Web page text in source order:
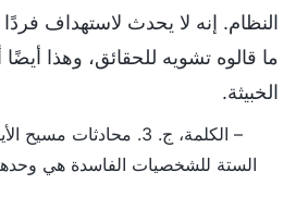
النظام. إنه لا يحدث لاستهداف
ما قالوه تشويه للحقائق، وهذا
الخبيثة.
– الكلمة، ج. 3. محادثات
الستة للشخصيات الفاسدة هي